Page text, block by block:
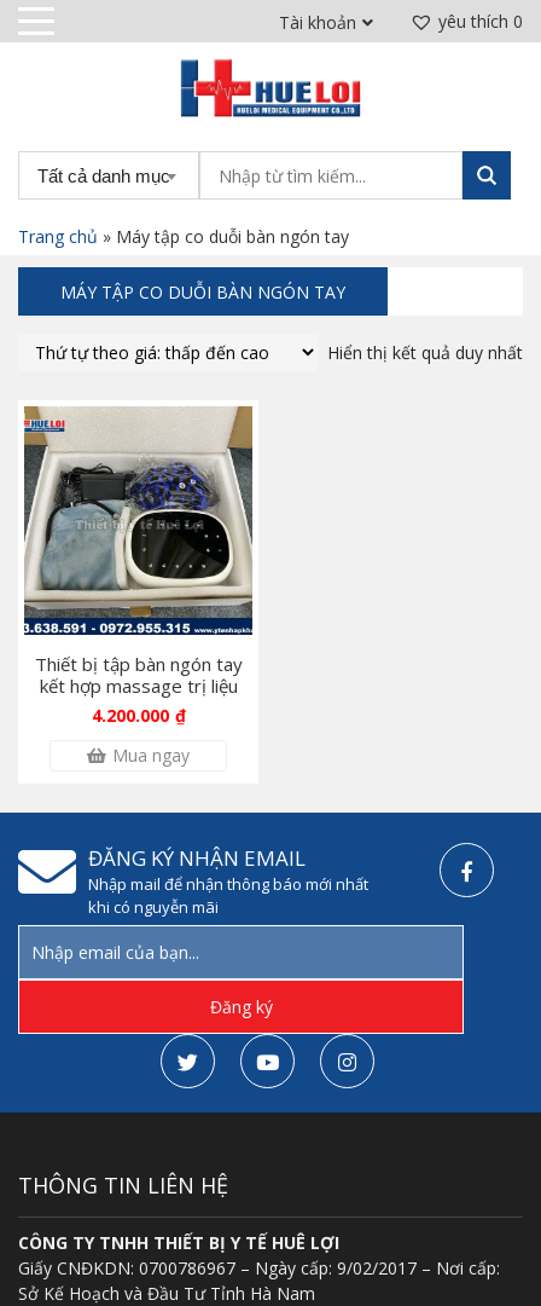
yêu thích 0
Tài khoản
Tất cả danh mục
Trang chủ » Máy tập co duỗi bàn ngón tay
MÁY TẬP CO DUỖI BÀN NGÓN TAY
Hiển thị kết quả duy nhất
Thiết bị tập bàn ngón tay
kết hợp massage trị liệu
4.200.000 ₫
Mua ngay
ĐĂNG KÝ NHẬN EMAIL
Nhập mail để nhận thông báo mới nhất
khi có nguyễn mãi
THÔNG TIN LIÊN HỆ
CÔNG TY TNHH THIẾT BỊ Y TẾ HUÊ LỢI
Giấy CNĐKDN: 0700786967 – Ngày cấp: 9/02/2017 – Nơi cấp:
Sở Kế Hoạch và Đầu Tư Tỉnh Hà Nam